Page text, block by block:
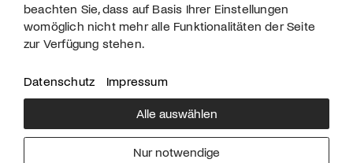
Über uns
Downloads
Werben
Impressum
beachten Sie, dass auf Basis Ihrer Einstellungen
womöglich nicht mehr alle Funktionalitäten der Seite
zur Verfügung stehen.
Datenschutz Impressum
Alle auswählen
Nur notwendige